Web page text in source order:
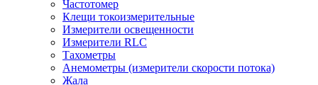
Частотомер
Клещи токоизмерительные
Измерители освещенности
Измерители RLC
Тахометры
Анемометры (измерители скорости потока)
Жала